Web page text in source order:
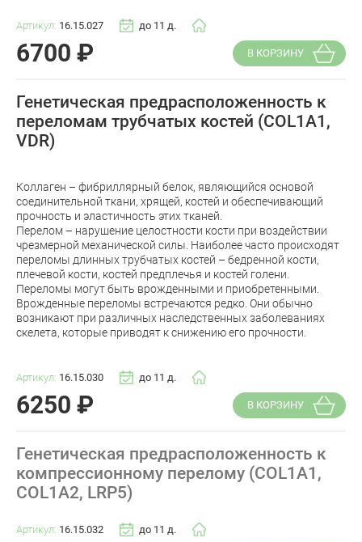
Артикул: 16.15.027 до 11 д.
6700 ₽ В КОРЗИНУ
Генетическая предрасположенность к
переломам трубчатых костей (COL1A1,
VDR)
Коллаген – фибриллярный белок, являющийся основой
соединительной ткани, хрящей, костей и обеспечивающий
прочность и эластичность этих тканей.
Перелом – нарушение целостности кости при воздействии
чрезмерной механической силы. Наиболее часто происходят
переломы длинных трубчатых костей – бедренной кости,
плечевой кости, костей предплечья и костей голени.
Переломы могут быть врожденными и приобретенными.
Врожденные переломы встречаются редко. Они обычно
возникают при различных наследственных заболеваниях
скелета, которые приводят к снижению его прочности.
Артикул: 16.15.030 до 11 д.
6250 ₽ В КОРЗИНУ
Генетическая предрасположенность к
компрессионному перелому (COL1A1,
COL1A2, LRP5)
Артикул: 16.15.032 до 11 д.